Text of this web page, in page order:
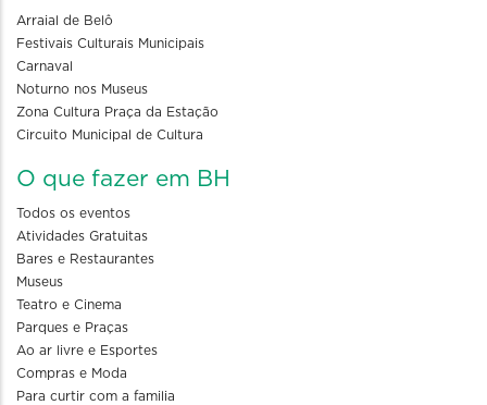
Arraial de Belô
Festivais Culturais Municipais
Carnaval
Noturno nos Museus
Zona Cultura Praça da Estação
Circuito Municipal de Cultura
O que fazer em BH
Todos os eventos
Atividades Gratuitas
Bares e Restaurantes
Museus
Teatro e Cinema
Parques e Praças
Ao ar livre e Esportes
Compras e Moda
Para curtir com a familia